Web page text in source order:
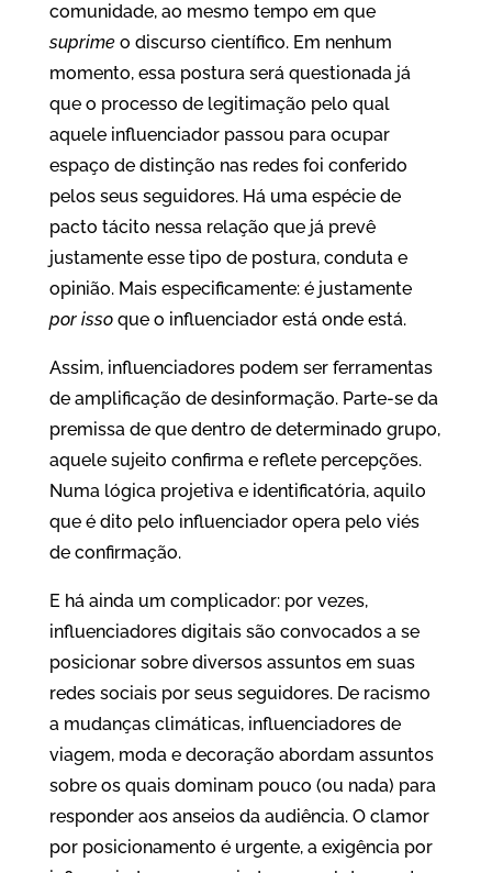
comunidade, ao mesmo tempo em que
suprimeo discurso científico. Em nenhum
momento, essa postura será questionada já
que o processo de legitimação pelo qual
aquele influenciador passou para ocupar
espaço de distinção nas redes foi conferido
pelos seus seguidores. Há uma espécie de
pacto tácito nessa relação que já prevê
justamente esse tipo de postura, conduta e
opinião. Mais especificamente: é justamente
por issoque o influenciador está onde está.
Assim, influenciadores podem ser ferramentas
de amplificação de desinformação. Parte-se da
premissa de que dentro de determinado grupo,
aquele sujeito confirma e reflete percepções.
Numa lógica projetiva e identificatória, aquilo
que é dito pelo influenciador opera pelo viés
de confirmação.
E há ainda um complicador: por vezes,
influenciadores digitais são convocados a se
posicionar sobre diversos assuntos em suas
redes sociais por seus seguidores. De racismo
a mudanças climáticas, influenciadores de
viagem, moda e decoração abordam assuntos
sobre os quais dominam pouco (ou nada) para
responder aos anseios da audiência. O clamor
por posicionamento é urgente, a exigência por